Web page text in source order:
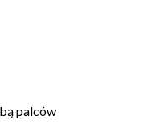
OF CONTENT
palców